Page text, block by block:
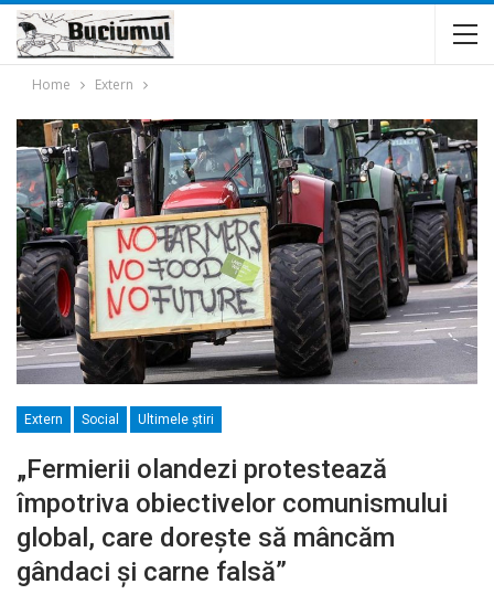
Home Extern
Extern Social Ultimele ştiri
„Fermierii olandezi protestează
împotriva obiectivelor comunismului
global, care dorește să mâncăm
gândaci și carne falsă”